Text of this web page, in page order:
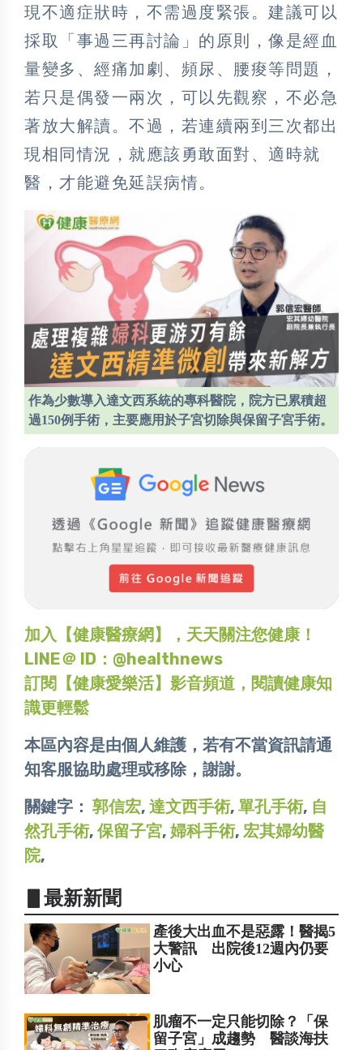
現不適症狀時，不需過度緊張。建議可以
採取「事過三再討論」的原則，像是經血
量變多、經痛加劇、頻尿、腰痠等問題，
若只是偶發一兩次，可以先觀察，不必急
著放大解讀。不過，若連續兩到三次都出
現相同情況，就應該勇敢面對、適時就
醫，才能避免延誤病情。
作為少數導入達文西系統的專科醫院，院方已累積超
過150例手術，主要應用於子宮切除與保留子宮手術。
加入【健康醫療網】，天天關注您健康！
LINE＠ ID：@healthnews
訂閱【健康愛樂活】影音頻道，閱讀健康知
識更輕鬆
本區內容是由個人維護，若有不當資訊請通
知客服協助處理或移除，謝謝。
關鍵字： 郭信宏, 達文西手術, 單孔手術, 自
然孔手術, 保留子宮, 婦科手術, 宏其婦幼醫
院,
▋最新新聞
產後大出血不是惡露！醫揭5
大警訊 出院後12週內仍要
小心
肌瘤不一定只能切除？「保
留子宮」成趨勢 醫談海扶